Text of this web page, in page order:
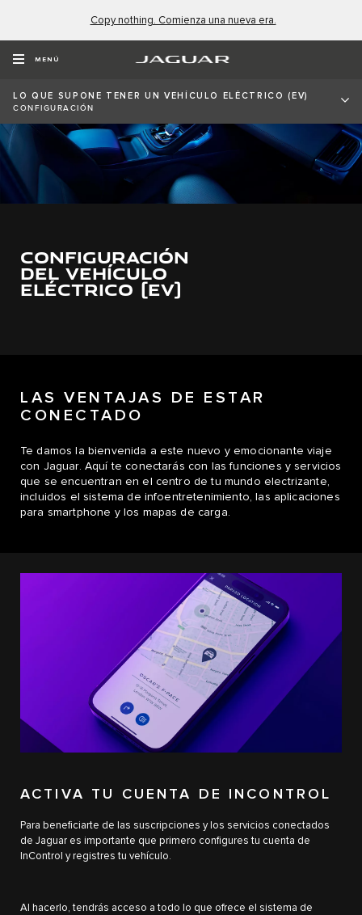
Copy nothing. Comienza una nueva era.
MENÚ
LO QUE SUPONE TENER UN VEHÍCULO ELÉCTRICO (EV)
CONFIGURACIÓN
CONFIGURACIÓN
DEL VEHÍCULO
ELÉCTRICO (EV)
LAS VENTAJAS DE ESTAR
CONECTADO
Te damos la bienvenida a este nuevo y emocionante viaje
con Jaguar. Aquí te conectarás con las funciones y servicios
que se encuentran en el centro de tu mundo electrizante,
incluidos el sistema de infoentretenimiento, las aplicaciones
para smartphone y los mapas de carga.
ACTIVA TU CUENTA DE INCONTROL
Para beneficiarte de las suscripciones y los servicios conectados
de Jaguar es importante que primero configures tu cuenta de
InControl y registres tu vehículo.
Al hacerlo, tendrás acceso a todo lo que ofrece el sistema de